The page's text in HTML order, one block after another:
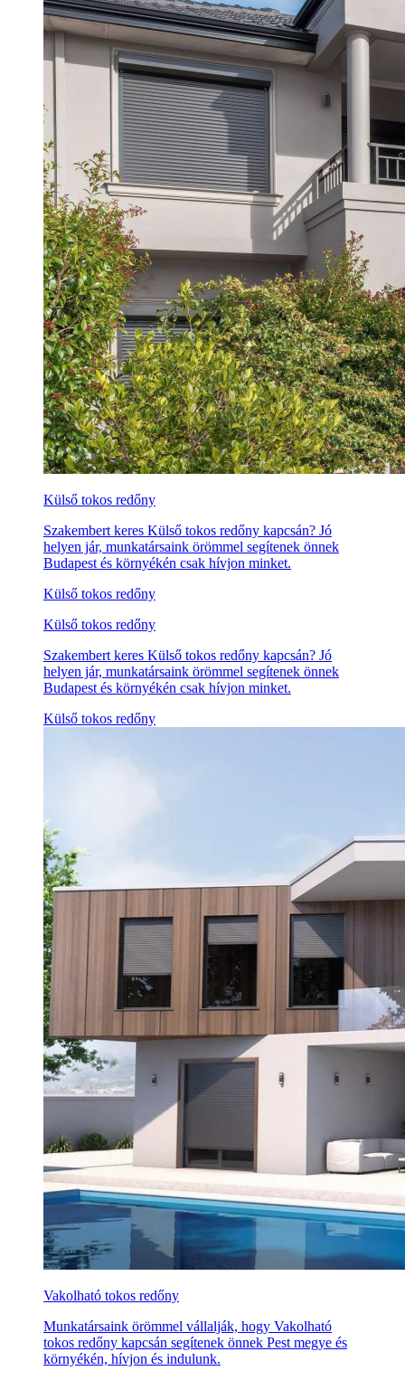
Külső tokos redőny
Szakembert keres Külső tokos redőny kapcsán? Jó
helyen jár, munkatársaink örömmel segítenek önnek
Budapest és környékén csak hívjon minket.
Külső tokos redőny
Külső tokos redőny
Szakembert keres Külső tokos redőny kapcsán? Jó
helyen jár, munkatársaink örömmel segítenek önnek
Budapest és környékén csak hívjon minket.
Külső tokos redőny
Vakolható tokos redőny
Munkatársaink örömmel vállalják, hogy Vakolható
tokos redőny kapcsán segítenek önnek Pest megye és
környékén, hívjon és indulunk.